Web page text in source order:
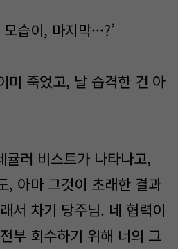
습이, 마지막···?’
미 죽었고, 날 습격한 건 아
귤러 비스트가 나타나고,
, 아마 그것이 초래한 결과
서 차기 당주님. 네 협력이
부 회수하기 위해 너의 그